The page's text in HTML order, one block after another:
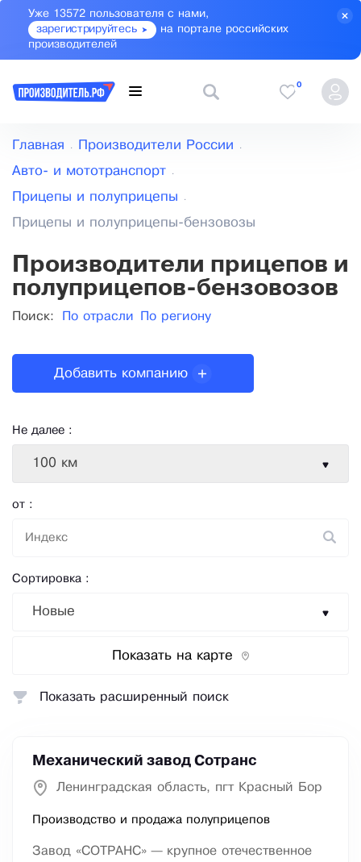
Уже 13572 пользователя с нами,
зарегистрируйтесь
на портале российских
производителей
0
Главная Производители России
Авто- и мототранспорт
Прицепы и полуприцепы
Прицепы и полуприцепы-бензовозы
Производители прицепов и
полуприцепов-бензовозов
Поиск: По отрасли По региону
Не далее :
100 км
от :
Сортировка :
Новые
Показать на карте
Добавить компанию
Механический завод Сотранс
Ленинградская область, пгт Красный Бор
Производство и продажа полуприцепов
Завод «СОТРАНС» — крупное отечественное
Показать расширенный поиск